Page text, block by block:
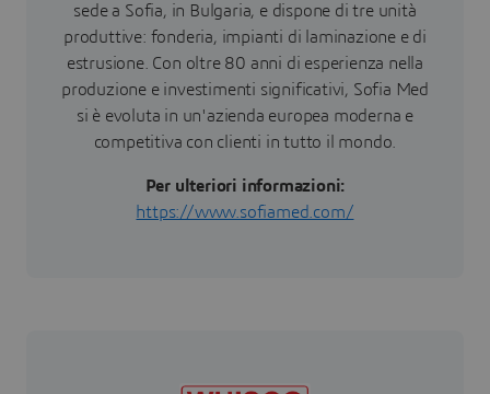
sede a Sofia, in Bulgaria, e dispone di tre unità
produttive: fonderia, impianti di laminazione e di
estrusione. Con oltre 80 anni di esperienza nella
produzione e investimenti significativi, Sofia Med
si è evoluta in un'azienda europea moderna e
competitiva con clienti in tutto il mondo.
Per ulteriori informazioni:
https://www.sofiamed.com/